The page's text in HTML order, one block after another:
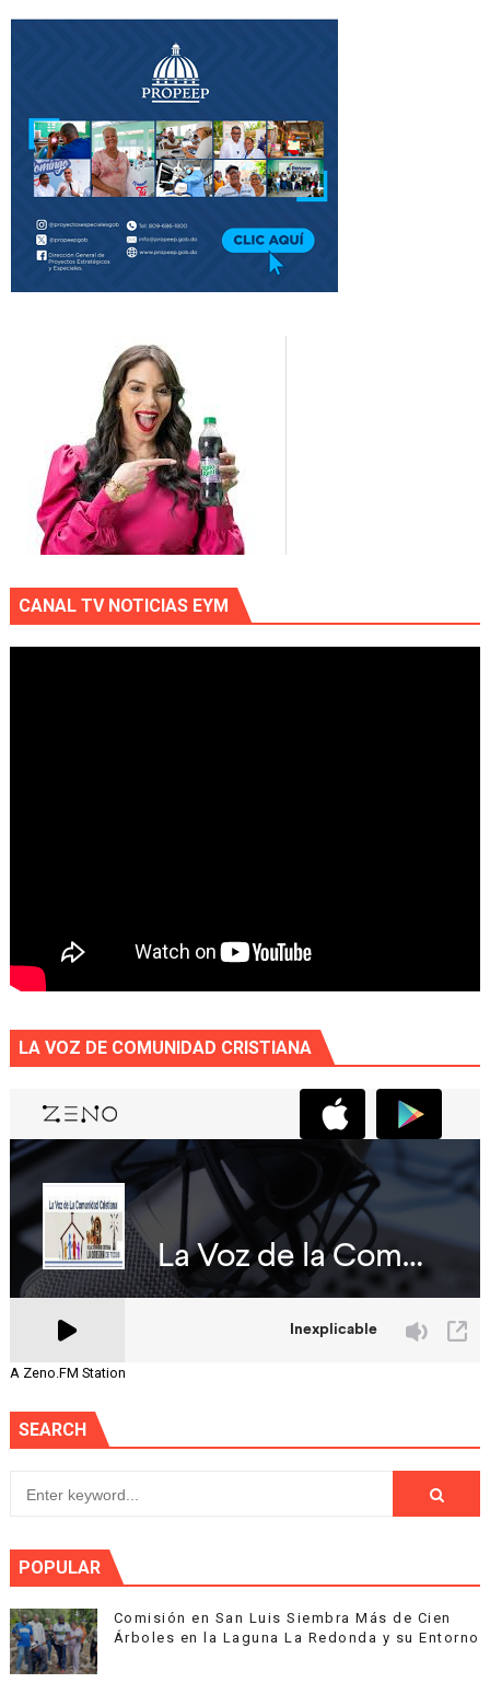
CANAL TV NOTICIAS EYM
LA VOZ DE COMUNIDAD CRISTIANA
A Zeno.FM Station
SEARCH
POPULAR
Comisión en San Luis Siembra Más de Cien
Árboles en la Laguna La Redonda y su Entorno